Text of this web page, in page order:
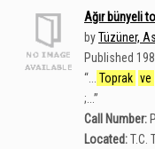
Ağır bünyeli
byTüzüner,
Published
“
Toprak ve
;... ”
Call Number:
Located:T.C.